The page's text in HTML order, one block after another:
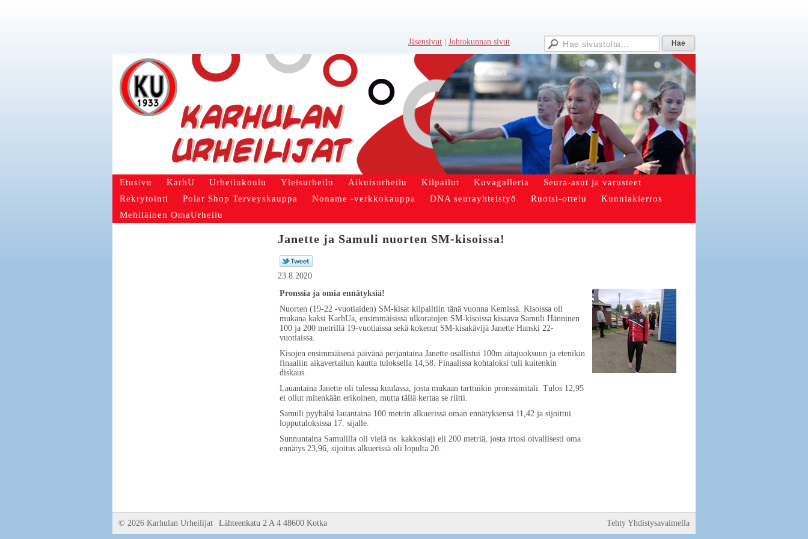
Jäsensivut Johtokunnan sivut
Etusivu KarhU Urheilukoulu Yleisurheilu Aikuisurheilu Kilpailut Kuvagalleria
Seura-asut ja varusteet
Rekrytointi
Polar Shop Terveyskauppa Noname -verkkokauppa DNA seurayhteistyö Ruotsi-ottelu
Kunniakierros
Mehiläinen OmaUrheilu
Janette ja Samuli nuorten SM-kisoissa!
23.8.2020
Pronssia ja omia ennätyksiä!
Nuorten (19-22 -vuotiaiden) SM-kisat kilpailtiin tänä vuonna Kemissä. Kisoissa oli
mukana kaksi KarhUa, ensimmäisissä ulkoratojen SM-kisoissa kisaava Samuli Hänninen
100 ja 200 metrillä 19-vuotiaissa sekä kokenut SM-kisakävijä Janette Hanski 22-
vuotiaissa.
Kisojen ensimmäisenä päivänä perjantaina Janette osallistui 100m aitajuoksuun ja etenikin
finaaliin aikavertailun kautta tuloksella 14,58. Finaalissa kohtaloksi tuli kuitenkin
diskaus.
Lauantaina Janette oli tulessa kuulassa, josta mukaan tarttuikin pronssimitali. Tulos 12,95
ei ollut mitenkään erikoinen, mutta tällä kertaa se riitti.
Samuli pyyhälsi lauantaina 100 metrin alkuerissä oman ennätyksensä 11,42 ja sijoittui
lopputuloksissa 17. sijalle.
Sunnuntaina Samulilla oli vielä ns. kakkoslaji eli 200 metriä, josta irtosi oivallisesti oma
ennätys 23,96, sijoitus alkuerissä oli lopulta 20.
Tehty Yhdistysavaimella
© 2026 Karhulan Urheilijat Lähteenkatu 2 A 4 48600 Kotka